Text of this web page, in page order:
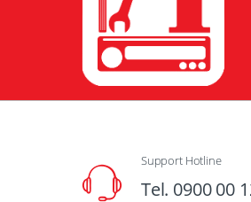
Support Hotline
Tel. 0900 00